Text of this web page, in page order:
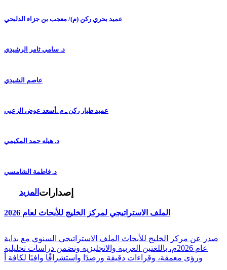
عميد بحري ركن (م)/ معجب بن جزاء الدلبحي
د. سامي ثامر الرشيدي
عاصم الشيدي
عميد طيار ركن ـ م .أسعد عوض الزعبي
د. هيله حمد المكيمي
د. فاطمة الشامسي
المزيد إصدارات
الملف الاستراتيجي لمركز الخليج للأبحاث لعام 2026
صدر عن مركز الخليج للأبحاث الملف الاستراتيجي السنوي مع بداية
عام 2026م، باللغتين العربية والانجليزية وتضمن دراسات تحليلية
ورؤى معمقة، وقراءات دقيقة ورصدًا واستشرافًا وافيًا لكافة أ